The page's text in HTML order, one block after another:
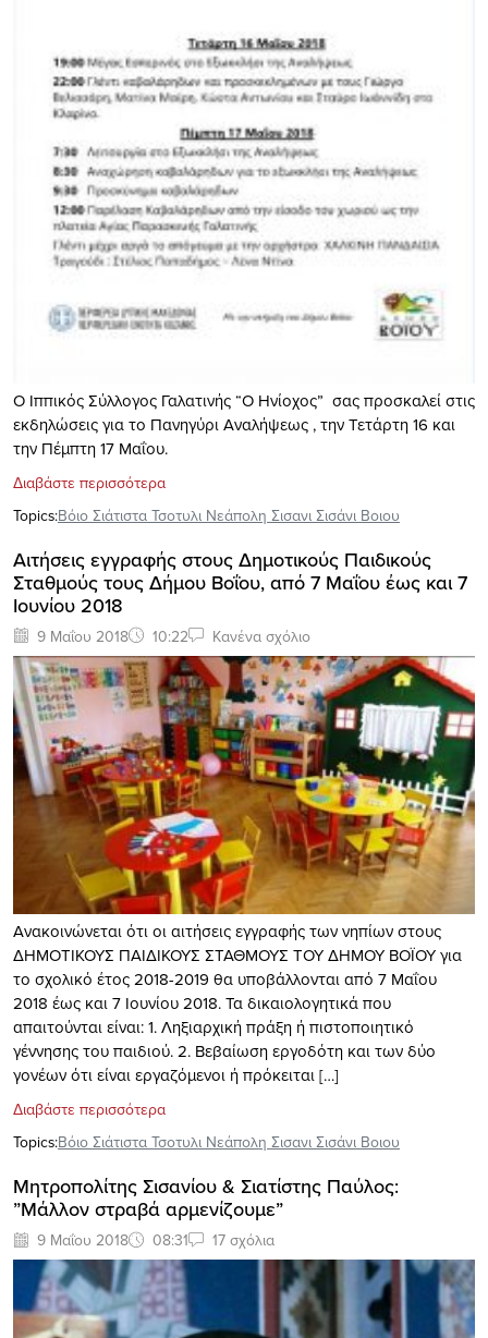
Ο Ιππικός Σύλλογος Γαλατινής “Ο Ηνίοχος” σας προσκαλεί στις
εκδηλώσεις για το Πανηγύρι Αναλήψεως , την Τετάρτη 16 και
την Πέμπτη 17 Μαΐου.
Διαβάστε περισσότερα
Topics:Βόιο Σιάτιστα Τσοτυλι Νεάπολη Σισανι Σισάνι Βοιου
Αιτήσεις εγγραφής στους Δημοτικούς Παιδικούς
Σταθμούς τους Δήμου Βοΐου, από 7 Μαΐου έως και 7
Ιουνίου 2018
9 Μαΐου 2018 10:22 Κανένα σχόλιο
Ανακοινώνεται ότι οι αιτήσεις εγγραφής των νηπίων στους
ΔΗΜΟΤΙΚΟΥΣ ΠΑΙΔΙΚΟΥΣ ΣΤΑΘΜΟΥΣ ΤΟΥ ΔΗΜΟΥ ΒΟΪΟΥ για
το σχολικό έτος 2018-2019 θα υποβάλλονται από 7 Μαΐου
2018 έως και 7 Ιουνίου 2018. Τα δικαιολογητικά που
απαιτούνται είναι: 1. Ληξιαρχική πράξη ή πιστοποιητικό
γέννησης του παιδιού. 2. Βεβαίωση εργοδότη και των δύο
γονέων ότι είναι εργαζόμενοι ή πρόκειται […]
Διαβάστε περισσότερα
Topics:Βόιο Σιάτιστα Τσοτυλι Νεάπολη Σισανι Σισάνι Βοιου
Μητροπολίτης Σισανίου & Σιατίστης Παύλος:
”Μάλλον στραβά αρμενίζουμε”
9 Μαΐου 2018 08:31 17 σχόλια